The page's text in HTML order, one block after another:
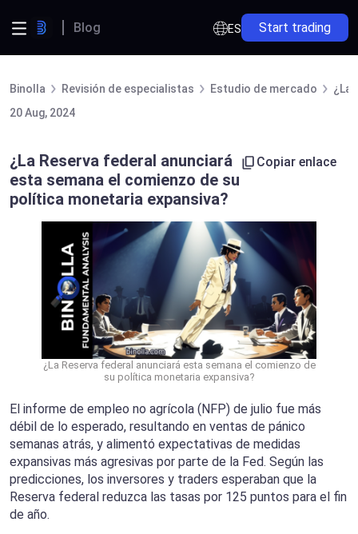
Blog ES Start trading
Binolla Revisión de especialistas Estudio de mercado
¿La
20 Aug, 2024
¿La Reserva federal anunciará
esta semana el comienzo de su
política monetaria expansiva?
Copiar enlace
¿La Reserva federal anunciará esta semana el comienzo de
su política monetaria expansiva?
El informe de empleo no agrícola (NFP) de julio fue más
débil de lo esperado, resultando en ventas de pánico
semanas atrás, y alimentó expectativas de medidas
expansivas más agresivas por parte de la Fed. Según las
predicciones, los inversores y traders esperaban que la
Reserva federal reduzca las tasas por 125 puntos para el fin
de año.